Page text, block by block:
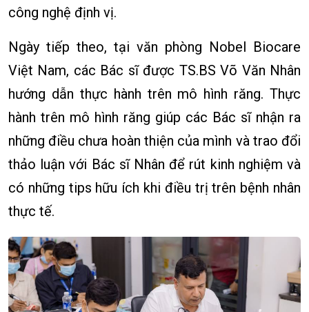
công nghệ định vị.
Ngày tiếp theo, tại văn phòng Nobel Biocare
Việt Nam, các Bác sĩ được TS.BS Võ Văn Nhân
hướng dẫn thực hành trên mô hình răng. Thực
hành trên mô hình răng giúp các Bác sĩ nhận ra
những điều chưa hoàn thiện của mình và trao đổi
thảo luận với Bác sĩ Nhân để rút kinh nghiệm và
có những tips hữu ích khi điều trị trên bệnh nhân
thực tế.